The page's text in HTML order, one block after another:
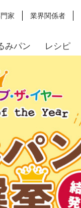
家 業界関係者
みパン レシピ